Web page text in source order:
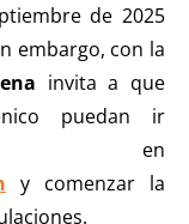
de 2025
embargo, con la
invita a que
puedan ir
en
y comenzar la